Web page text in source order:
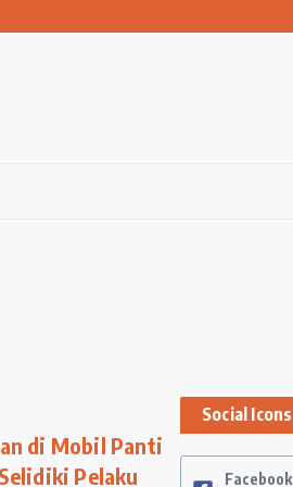
di Mobil Panti
Pelaku
Social Icons
Facebook